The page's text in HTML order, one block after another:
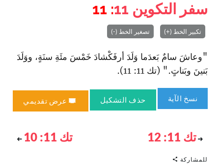
سفر التكوين 11
: 11
تكبير الخط (+) تصغير الخط (-)
"وعاشَ سامٌ بَعدَما وَلَدَ أرفَكْشادَ خَمْسَ مئَةِ سنَةٍ، ووَلَدَ
بَنينَ وبَناتٍ." (تك 11: 11).
نسخ الآية حذف التشكيل عرض تقديمي
تك 11: 12 تك 11: 10
للمشاركة